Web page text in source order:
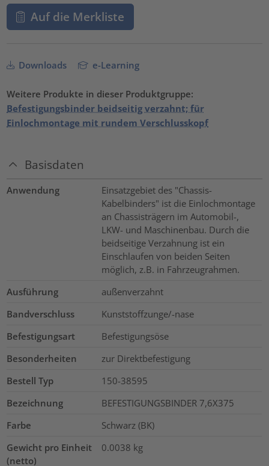
Auf die Merkliste
Downloads e-Learning
Weitere Produkte in dieser Produktgruppe:
Befestigungsbinder beidseitig verzahnt; für
Einlochmontage mit rundem Verschlusskopf
Basisdaten
Anwendung
Einsatzgebiet des "Chassis-
Kabelbinders" ist die Einlochmontage
an Chassisträgern im Automobil-,
LKW- und Maschinenbau. Durch die
beidseitige Verzahnung ist ein
Einschlaufen von beiden Seiten
möglich, z.B. in Fahrzeugrahmen.
Ausführung
außenverzahnt
Bandverschluss
Kunststoffzunge/-nase
Befestigungsart
Befestigungsöse
Besonderheiten
zur Direktbefestigung
Bestell Typ
150-38595
Bezeichnung
BEFESTIGUNGSBINDER 7,6X375
Farbe
Schwarz (BK)
Gewicht pro Einheit
(netto)
0.0038 kg